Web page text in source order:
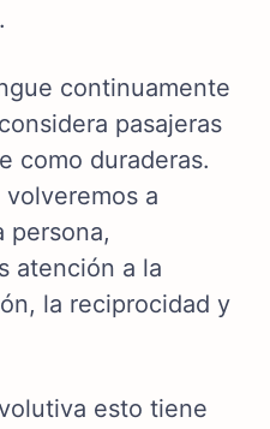
continuamente
pasajeras
como duraderas.
a
persona,
atención a la
la reciprocidad y
esto tiene